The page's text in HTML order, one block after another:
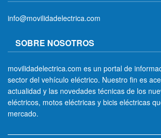
info@movilidadelectrica.com
SOBRE NOSOTROS
movilidadelectrica.com es un portal de
sector del vehículo eléctrico. Nuestro fin es
actualidad y las novedades técnicas de los
eléctricos, motos eléctricas y bicis eléctricas
mercado.